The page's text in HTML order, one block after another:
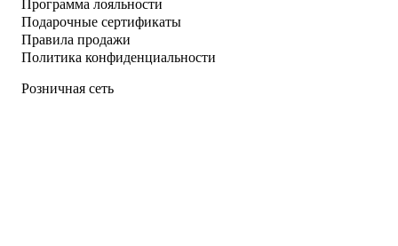
Программа лояльности
Подарочные сертификаты
Правила продажи
Политика конфиденциальности
Розничная сеть